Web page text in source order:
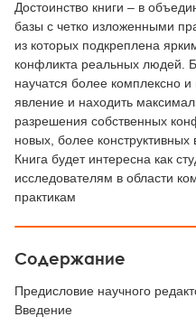
Достоинство книги – в
базы с четко изложенными
из которых подкреплена
конфликта реальных людей.
научатся более комплексно
явление и находить
разрешения собственных
новых, более
Книга будет интересна как
исследователям в области
практикам
Содержание
Предисловие научного
Введение